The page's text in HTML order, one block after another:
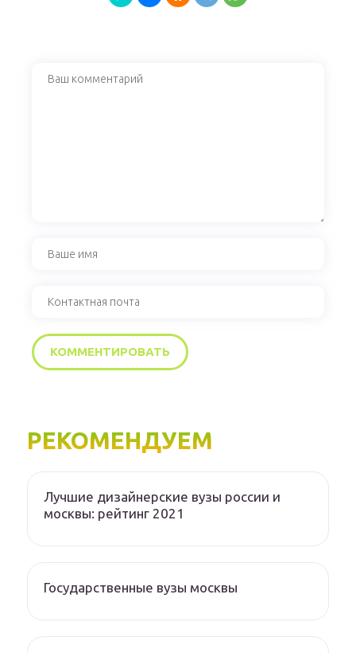
РЕКОМЕНДУЕМ
Лучшие дизайнерские вузы россии и
москвы: рейтинг 2021
Государственные вузы москвы